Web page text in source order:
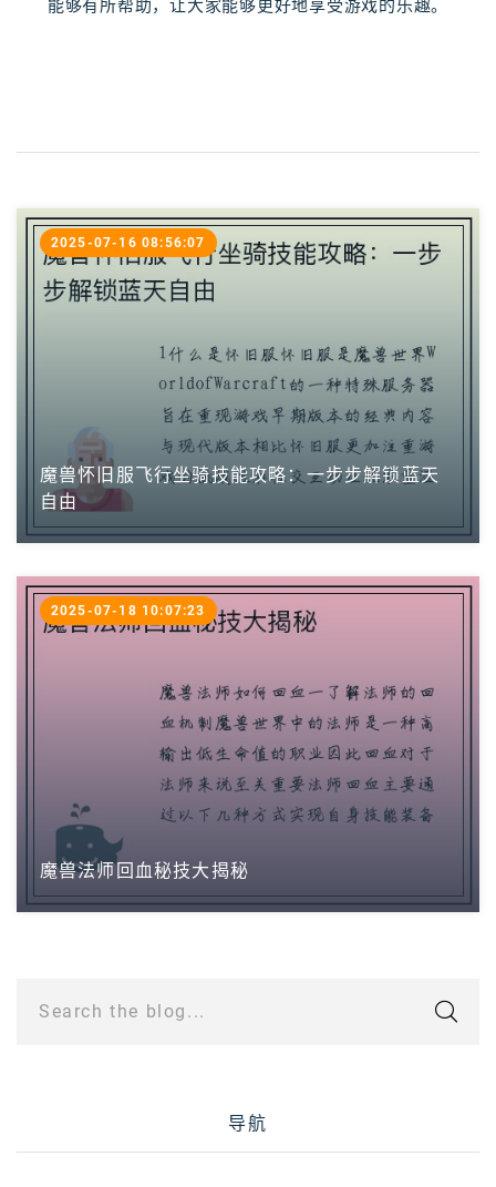
能够有所帮助，让大家能够更好地享受游戏的乐趣。
魔兽怀旧服飞行坐骑技能攻略：一步步解锁蓝天
自由
2025-07-16 08:56:07
魔兽法师回血秘技大揭秘
2025-07-18 10:07:23
Search the blog...
导航